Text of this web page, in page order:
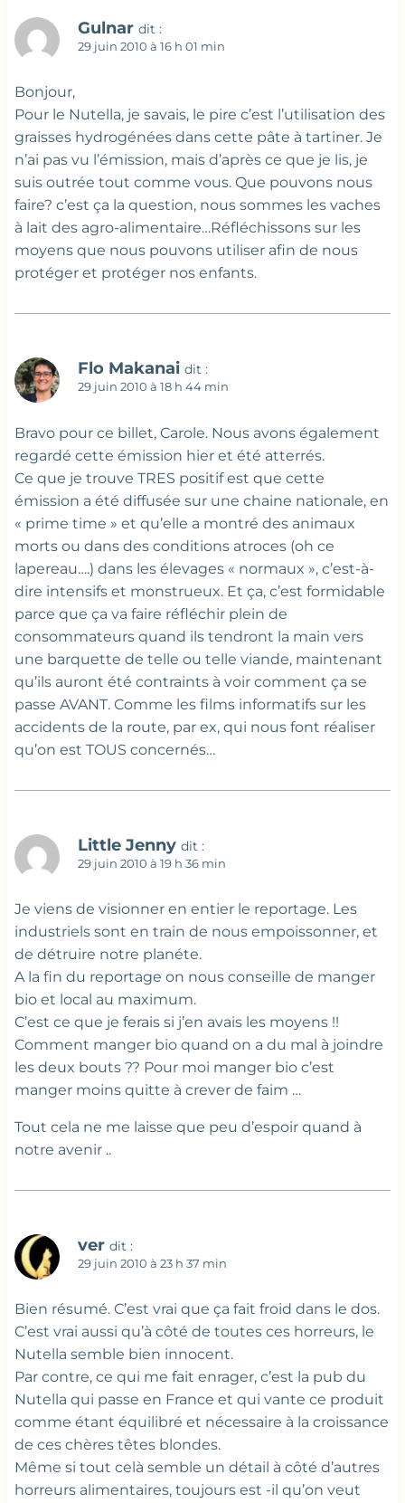
Gulnar dit :
29 juin 2010 à 16 h 01 min
Bonjour,
Pour le Nutella, je savais, le pire c’est l’utilisation des
graisses hydrogénées dans cette pâte à tartiner. Je
n’ai pas vu l’émission, mais d’après ce que je lis, je
suis outrée tout comme vous. Que pouvons nous
faire? c’est ça la question, nous sommes les vaches
à lait des agro-alimentaire…Réfléchissons sur les
moyens que nous pouvons utiliser afin de nous
protéger et protéger nos enfants.
Flo Makanai dit :
29 juin 2010 à 18 h 44 min
Bravo pour ce billet, Carole. Nous avons également
regardé cette émission hier et été atterrés.
Ce que je trouve TRES positif est que cette
émission a été diffusée sur une chaine nationale, en
« prime time » et qu’elle a montré des animaux
morts ou dans des conditions atroces (oh ce
lapereau….) dans les élevages « normaux », c’est-à-
dire intensifs et monstrueux. Et ça, c’est formidable
parce que ça va faire réfléchir plein de
consommateurs quand ils tendront la main vers
une barquette de telle ou telle viande, maintenant
qu’ils auront été contraints à voir comment ça se
passe AVANT. Comme les films informatifs sur les
accidents de la route, par ex, qui nous font réaliser
qu’on est TOUS concernés…
Little Jenny dit :
29 juin 2010 à 19 h 36 min
Je viens de visionner en entier le reportage. Les
industriels sont en train de nous empoissonner, et
de détruire notre planéte.
A la fin du reportage on nous conseille de manger
bio et local au maximum.
C’est ce que je ferais si j’en avais les moyens !!
Comment manger bio quand on a du mal à joindre
les deux bouts ?? Pour moi manger bio c’est
manger moins quitte à crever de faim …
Tout cela ne me laisse que peu d’espoir quand à
notre avenir ..
ver dit :
29 juin 2010 à 23 h 37 min
Bien résumé. C’est vrai que ça fait froid dans le dos.
C’est vrai aussi qu’à côté de toutes ces horreurs, le
Nutella semble bien innocent.
Par contre, ce qui me fait enrager, c’est la pub du
Nutella qui passe en France et qui vante ce produit
comme étant équilibré et nécessaire à la croissance
de ces chères têtes blondes.
Même si tout celà semble un détail à côté d’autres
horreurs alimentaires, toujours est -il qu’on veut